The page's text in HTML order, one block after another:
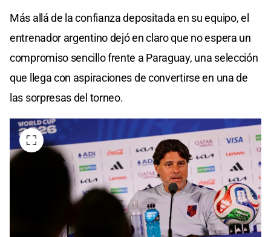
Más allá de la confianza depositada en su equipo, el
entrenador argentino dejó en claro que no espera un
compromiso sencillo frente a Paraguay, una selección
que llega con aspiraciones de convertirse en una de
las sorpresas del torneo.